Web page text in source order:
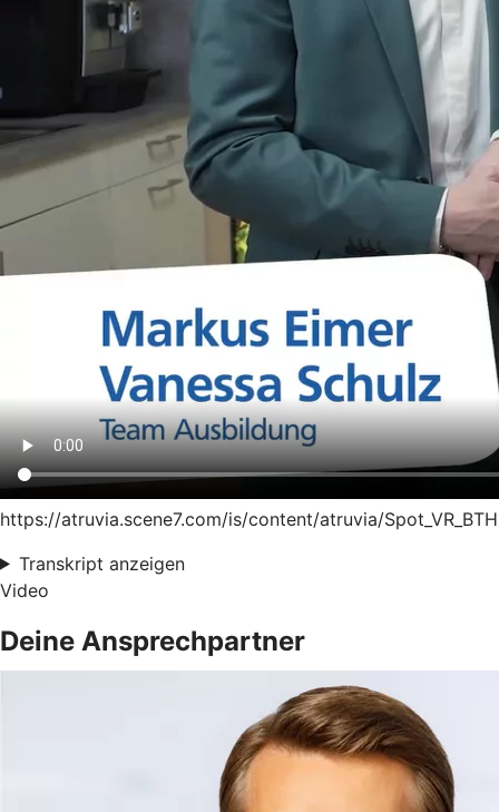
https://atruvia.scene7.com/is/content/atruvia/
Transkript anzeigen
Video
Deine Ansprechpartner